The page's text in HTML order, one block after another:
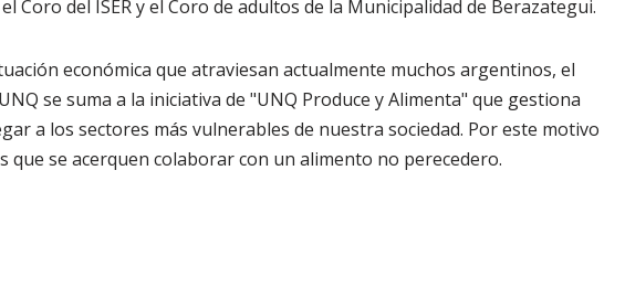
Coro del ISER y el Coro de adultos de la Municipalidad de Berazategui.
económica que atraviesan actualmente muchos argentinos, el
se suma a la iniciativa de "UNQ Produce y Alimenta" que gestiona
a los sectores más vulnerables de nuestra sociedad. Por este motivo
que se acerquen colaborar con un alimento no perecedero.